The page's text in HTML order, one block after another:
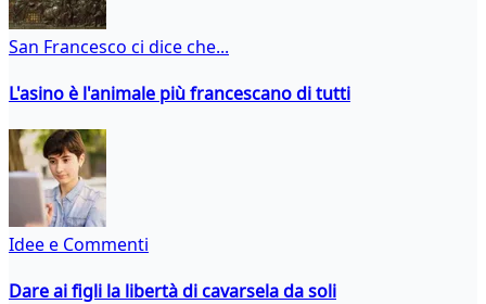
San Francesco ci dice che...
L'asino è l'animale più francescano di tutti
Idee e Commenti
Dare ai figli la libertà di cavarsela da soli